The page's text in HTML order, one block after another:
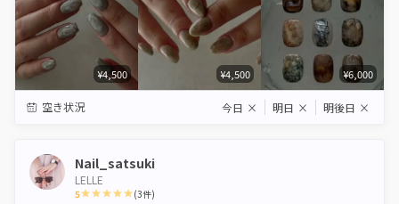
¥4,500 ¥4,500 ¥6,000
空き状況 今日 × 明日 × 明後日 ×
Nail_satsuki
LELLE
5 (3件)